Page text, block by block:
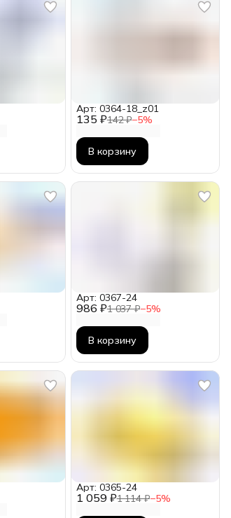
135 ₽142 ₽−5%
Арт: 0364-18_z01
В корзину
986 ₽1 037 ₽−5%
Арт: 0367-24
В корзину
1 059 ₽1 114 ₽−5%
Арт: 0365-24